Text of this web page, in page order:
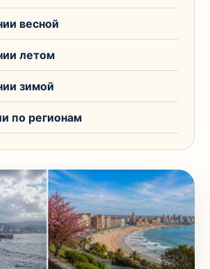
весной
летом
зимой
по регионам